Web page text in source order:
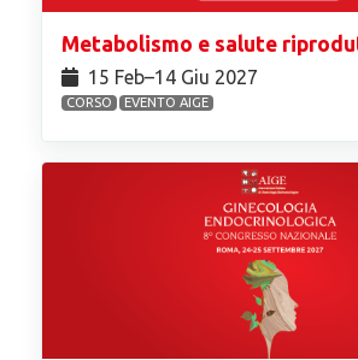
Metabolismo e salute
15 Feb⁠–14 Giu 2027
CORSO EVENTO AIGE